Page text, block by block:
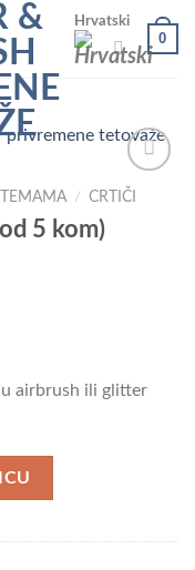
Hrvatski
0
/ CRTIČI
5 kom)
airbrush ili glitter